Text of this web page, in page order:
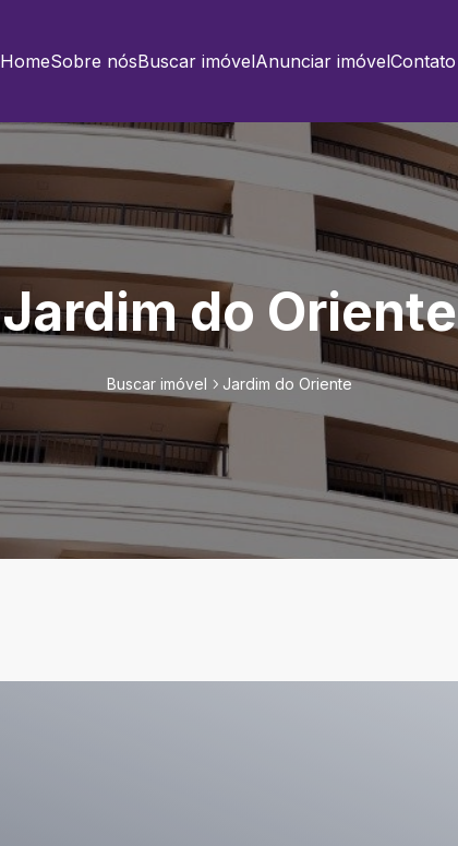
HomeSobre nósBuscar imóvelAnunciar imóvelContato
Jardim do Oriente
Buscar imóvel Jardim do Oriente